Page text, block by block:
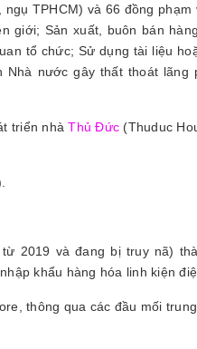
TPHCM) và 66 đồng
giới; Sản xuất, buôn bán
tổ chức; Sử dụng tài liệu
nước gây thất thoát lãng
triển nhàThủ Đức (Thuduc
2019 và đang bị truy nã)
khẩu hàng hóa linh kiện
thông qua các đầu mối